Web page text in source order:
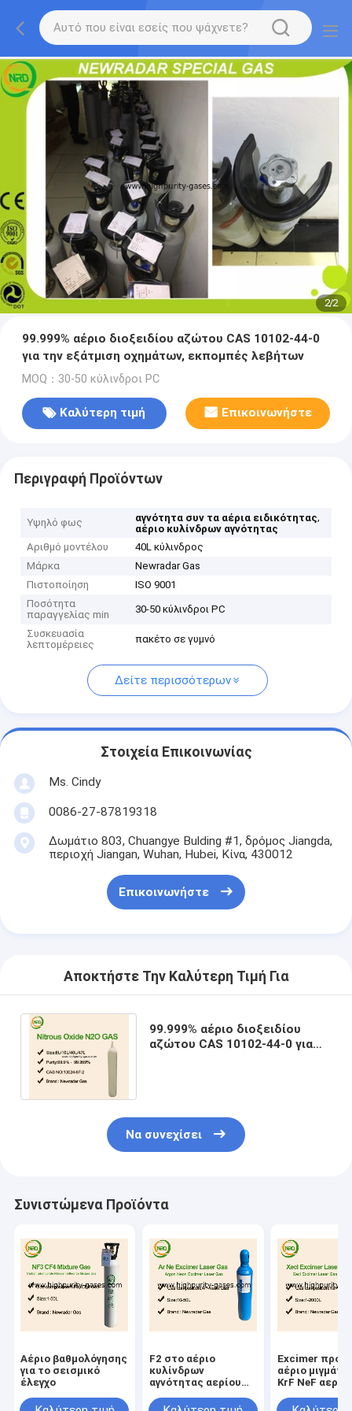
2/2
99.999% αέριο διοξειδίου αζώτου CAS 10102-44-0
για την εξάτμιση οχημάτων, εκπομπές λεβήτων
MOQ：30-50 κύλινδροι PC
Καλύτερη τιμή Επικοινωνήστε
Περιγραφή Προϊόντων
Υψηλό φως αγνότητα συν τα αέρια ειδικότητας,
αέριο κυλίνδρων αγνότητας
Αριθμό μοντέλου
40L κύλινδρος
Μάρκα
Newradar Gas
Πιστοποίηση
ISO 9001
Ποσότητα
παραγγελίας min
30-50 κύλινδροι PC
Συσκευασία
λεπτομέρειες
πακέτο σε γυμνό
Δείτε περισσότερων
Στοιχεία Επικοινωνίας
Ms. Cindy
0086-27-87819318
Δωμάτιο 803, Chuangye Bulding #1, δρόμος Jiangda,
περιοχή Jiangan, Wuhan, Hubei, Κίνα, 430012
Επικοινωνήστε
Αποκτήστε Την Καλύτερη Τιμή Για
99.999% αέριο διοξειδίου
αζώτου CAS 10102-44-0 για
Να συνεχίσει
Συνιστώμενα Προϊόντα
Αέριο βαθμολόγησης
για το σεισμικό
έλεγχο
F2 στο αέριο
κυλίνδρων
αγνότητας αερίου
αερίου νέου
Excimer
αέριο
KrF NeF